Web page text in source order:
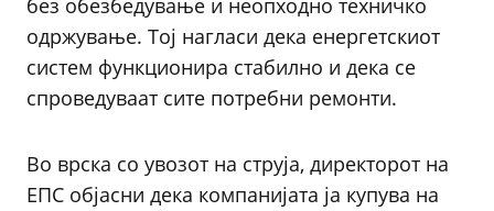
без обезбедување и неопходно техничко
одржување. Тој нагласи дека енергетскиот
систем функционира стабилно и дека се
спроведуваат сите потребни ремонти.
Во врска со увозот на струја, директорот на
ЕПС објасни дека компанијата ја купува на